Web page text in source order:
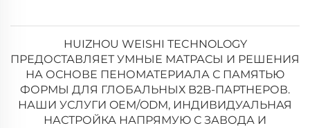
HUIZHOU WEISHI TECHNOLOGY
ПРЕДОСТАВЛЯЕТ УМНЫЕ МАТРАСЫ И РЕШЕНИЯ
НА ОСНОВЕ ПЕНОМАТЕРИАЛА С ПАМЯТЬЮ
ФОРМЫ ДЛЯ ГЛОБАЛЬНЫХ B2B-ПАРТНЕРОВ.
НАШИ УСЛУГИ OEM/ODM, ИНДИВИДУАЛЬНАЯ
НАСТРОЙКА НАПРЯМУЮ С ЗАВОДА И